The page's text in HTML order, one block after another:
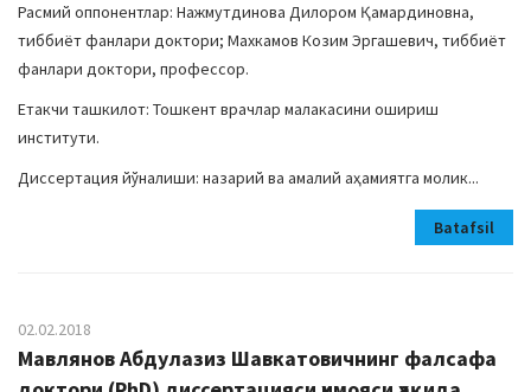
Расмий оппонентлар: Нажмутдинова Дилором Қамардиновна,
тиббиёт фанлари доктори; Махкамов Козим Эргашевич, тиббиёт
фанлари доктори, профессор.
Етакчи ташкилот: Тошкент врачлар малакасини ошириш
институти.
Диссертация йўналиши: назарий ва амалий аҳамиятга молик...
Batafsil
02.02.2018
Мавлянов Абдулазиз Шавкатовичнинг фалсафа